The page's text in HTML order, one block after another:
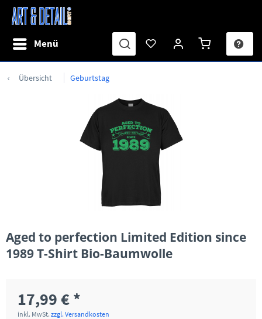
Menü
Übersicht Geburtstag
Aged to perfection Limited Edition since
1989 T-Shirt Bio-Baumwolle
17,99 € *
inkl. MwSt. zzgl. Versandkosten